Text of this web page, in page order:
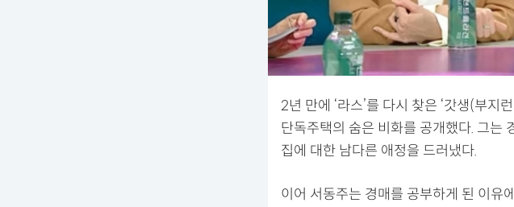
2년 만에 ‘라스’를 다시 찾은 ‘갓생(부지
단독주택의 숨은 비화를 공개했다. 그는
집에 대한 남다른 애정을 드러냈다.
이어 서동주는 경매를 공부하게 된 이유